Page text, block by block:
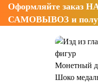
Оформляйте заказ
САМОВЫВОЗ и